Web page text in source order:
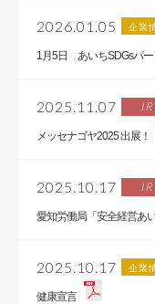
2026.01.05 企業
1月5日 あいちSDGsパ
2025.11.07 IR
メッセナゴヤ2025 出展！
2025.10.17 IR
愛知労働局「安全経営あ
2025.10.17 企業
健康宣言